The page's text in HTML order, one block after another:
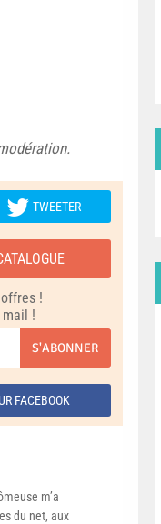
TWEETER
!
mail !
S'ABONNER
FACEBOOK
m’a
du net, aux